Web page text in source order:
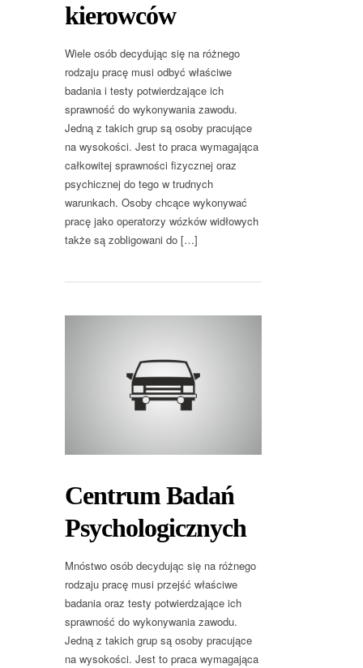
kierowców
Wiele osób decydując się na różnego
rodzaju pracę musi odbyć właściwe
badania i testy potwierdzające ich
sprawność do wykonywania zawodu.
Jedną z takich grup są osoby pracujące
na wysokości. Jest to praca wymagająca
całkowitej sprawności fizycznej oraz
psychicznej do tego w trudnych
warunkach. Osoby chcące wykonywać
pracę jako operatorzy wózków widłowych
także są zobligowani do […]
Centrum Badań
Psychologicznych
Mnóstwo osób decydując się na różnego
rodzaju pracę musi przejść właściwe
badania oraz testy potwierdzające ich
sprawność do wykonywania zawodu.
Jedną z takich grup są osoby pracujące
na wysokości. Jest to praca wymagająca